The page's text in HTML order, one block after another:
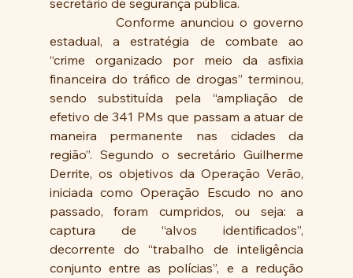
secretário de segurança pública.
Conforme anunciou o governo
estadual, a estratégia de combate ao
“crime organizado por meio da asfixia
financeira do tráfico de drogas” terminou,
sendo substituída pela “ampliação de
efetivo de 341 PMs que passam a atuar de
maneira permanente nas cidades da
região”. Segundo o secretário Guilherme
Derrite, os objetivos da Operação Verão,
iniciada como Operação Escudo no ano
passado, foram cumpridos, ou seja: a
captura de “alvos identificados”,
decorrente do “trabalho de inteligência
conjunto entre as polícias”, e a redução